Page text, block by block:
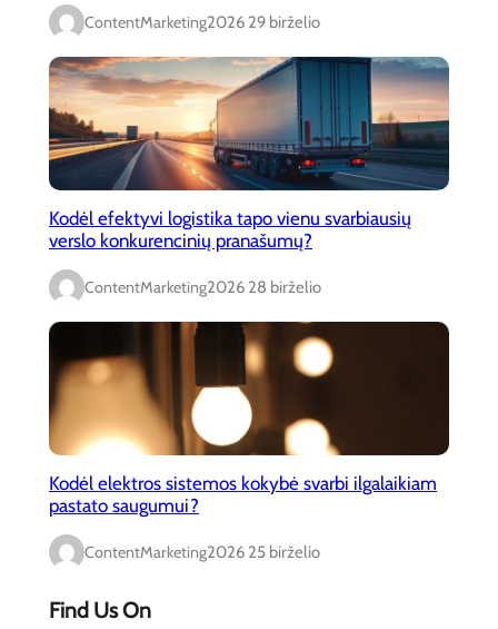
ContentMarketing2026 29 birželio
Kodėl efektyvi logistika tapo vienu svarbiausių
verslo konkurencinių pranašumų?
ContentMarketing2026 28 birželio
Kodėl elektros sistemos kokybė svarbi ilgalaikiam
pastato saugumui?
ContentMarketing2026 25 birželio
Find Us On